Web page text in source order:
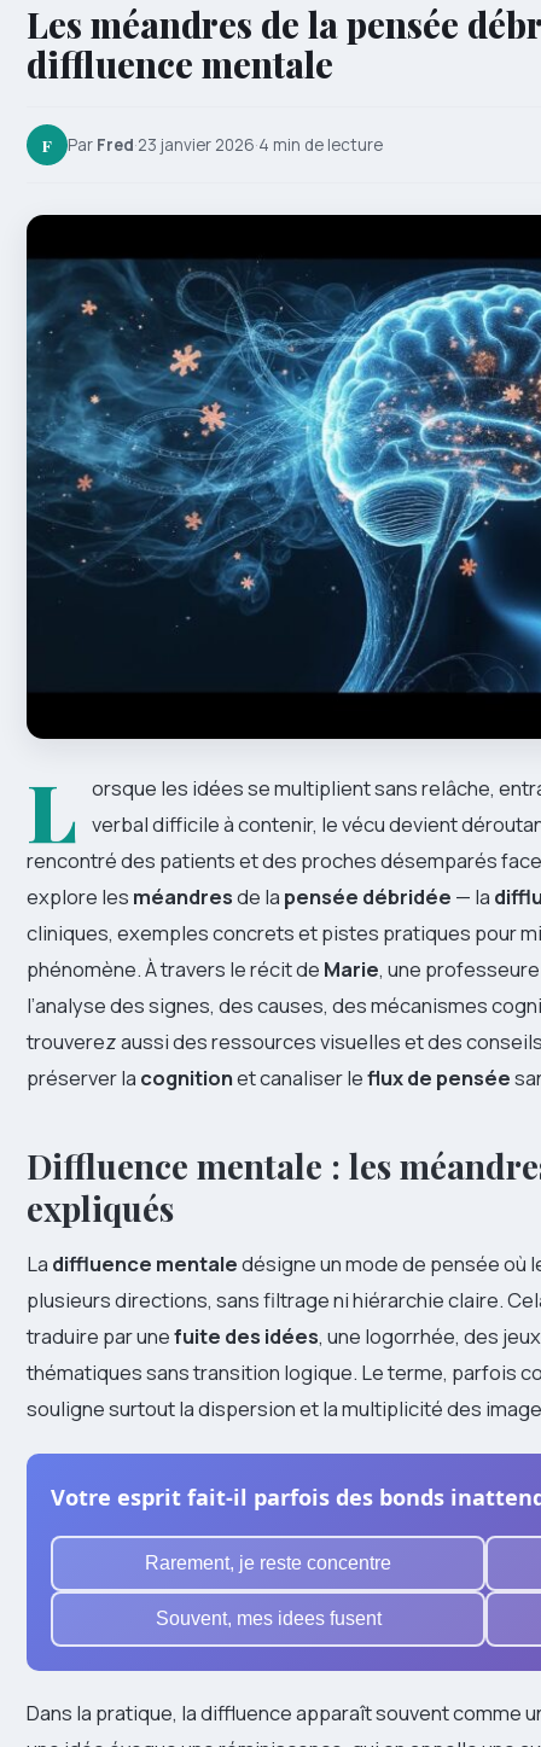
Les méandres de la pensée
diffluence mentale
F Par Fred·23 janvier 2026·4 min de lecture
L orsque les idées se multiplient sans relâche,
verbal difficile à contenir, le vécu devient
rencontré des patients et des proches désemparés
explore les méandresde la pensée débridée — la
cliniques, exemples concrets et pistes pratiques pour
phénomène. À travers le récit de Marie, une
l’analyse des signes, des causes, des mécanismes
trouverez aussi des ressources visuelles et des
préserver la cognitionet canaliser leflux de pensée
Diffluence mentale : les
expliqués
La diffluence mentaledésigne un mode de pensée où
plusieurs directions, sans filtrage ni hiérarchie claire.
traduire par unefuite des idées, une logorrhée, des
thématiques sans transition logique. Le terme, parfois
souligne surtout la dispersion et la multiplicité des
Votre esprit fait-il parfois des bonds
Rarement, je reste concentre
Souvent, mes idees fusent
Dans la pratique, la diffluence apparaît souvent comme